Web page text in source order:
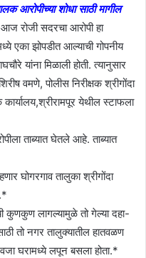
आरोपीच्या शोधा साठी मागील
आज रोजी सदरचा आरोपी हा
एका झोपडीत आल्याची गोपनीय
यांना मिळाली होती. त्यानुसार
वमणे, पोलीस निरीक्षक श्रीगोंदा
येथील स्टाफला
ताब्यात घेतले आहे. ताब्यात
घोगरगाव तालुका श्रीगोंदा
कुणकुण लागल्यामुळे तो गेल्या दहा-
तो नगर तालुक्यातील हातवळण
वजा घरामध्ये लपून बसला होता.*